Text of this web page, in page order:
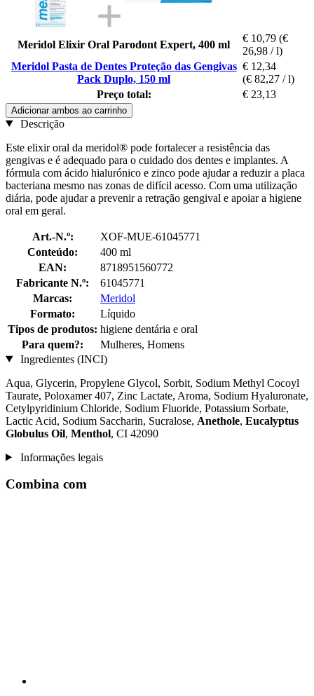
Meridol Elixir Oral Parodont Expert, 400 ml
€ 10,79 (€
26,98 / l)
Meridol Pasta de Dentes Proteção das Gengivas
Pack Duplo, 150 ml
€ 12,34
(€ 82,27 / l)
Preço total:
€ 23,13
Adicionar ambos ao carrinho
Descrição
Este elixir oral da meridol® pode fortalecer a resistência das
gengivas e é adequado para o cuidado dos dentes e implantes. A
fórmula com ácido hialurónico e zinco pode ajudar a reduzir a placa
bacteriana mesmo nas zonas de difícil acesso. Com uma utilização
diária, pode ajudar a prevenir a retração gengival e apoiar a higiene
oral em geral.
Art.-N.º:
XOF-MUE-61045771
Conteúdo:
400 ml
EAN:
8718951560772
Fabricante N.º:
61045771
Marcas:
Meridol
Formato:
Líquido
Tipos de produtos: higiene dentária e oral
Para quem?:
Mulheres, Homens
Ingredientes (INCI)
Aqua, Glycerin, Propylene Glycol, Sorbit, Sodium Methyl Cocoyl
Taurate, Poloxamer 407, Zinc Lactate, Aroma, Sodium Hyaluronate,
Cetylpyridinium Chloride, Sodium Fluoride, Potassium Sorbate,
Lactic Acid, Sodium Saccharin, Sucralose, Anethole, Eucalyptus
Globulus Oil, Menthol, CI 42090
Informações legais
Combina com